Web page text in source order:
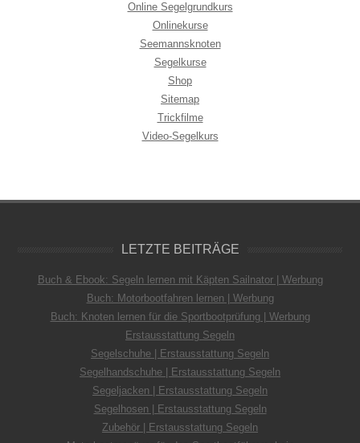
Online Segelgrundkurs
Onlinekurse
Seemannsknoten
Segelkurse
Shop
Sitemap
Trickfilme
Video-Segelkurs
LETZTE BEITRÄGE
Buch & Ebook: Segeln lernen mit Käpten Sailnator | Werbung
Buch: Motorbootfahren lernen | Werbung
Buch: Knoten lernen für die Sportbootprüfung | Werbung
Erstausstattung Segeln
Segelschuhe | Erstausstattung Segeln
Segelhandschuhe | Erstausstattung Segeln
Segeljacken | Erstausstattung Segeln
Segelhosen | Erstausstattung Segeln
Zubehör | Erstausstattung Segeln